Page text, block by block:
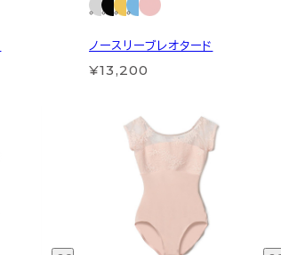
ノースリーブレオタード
¥13,200